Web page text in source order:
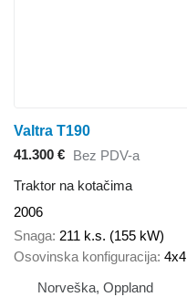
Valtra T190
41.300 € Bez PDV-a
Traktor na kotačima
2006
Snaga 211 k.s. (155 kW)
Osovinska konfiguracija 4x4
Norveška, Oppland